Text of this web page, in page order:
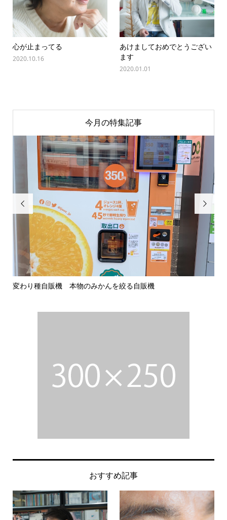
心が止まってる
2020.10.16
あけましておめでとうござい
ます
2020.01.01
今月の特集記事

変わり種自販機 本物のみかんを絞る自販機

おすすめ記事